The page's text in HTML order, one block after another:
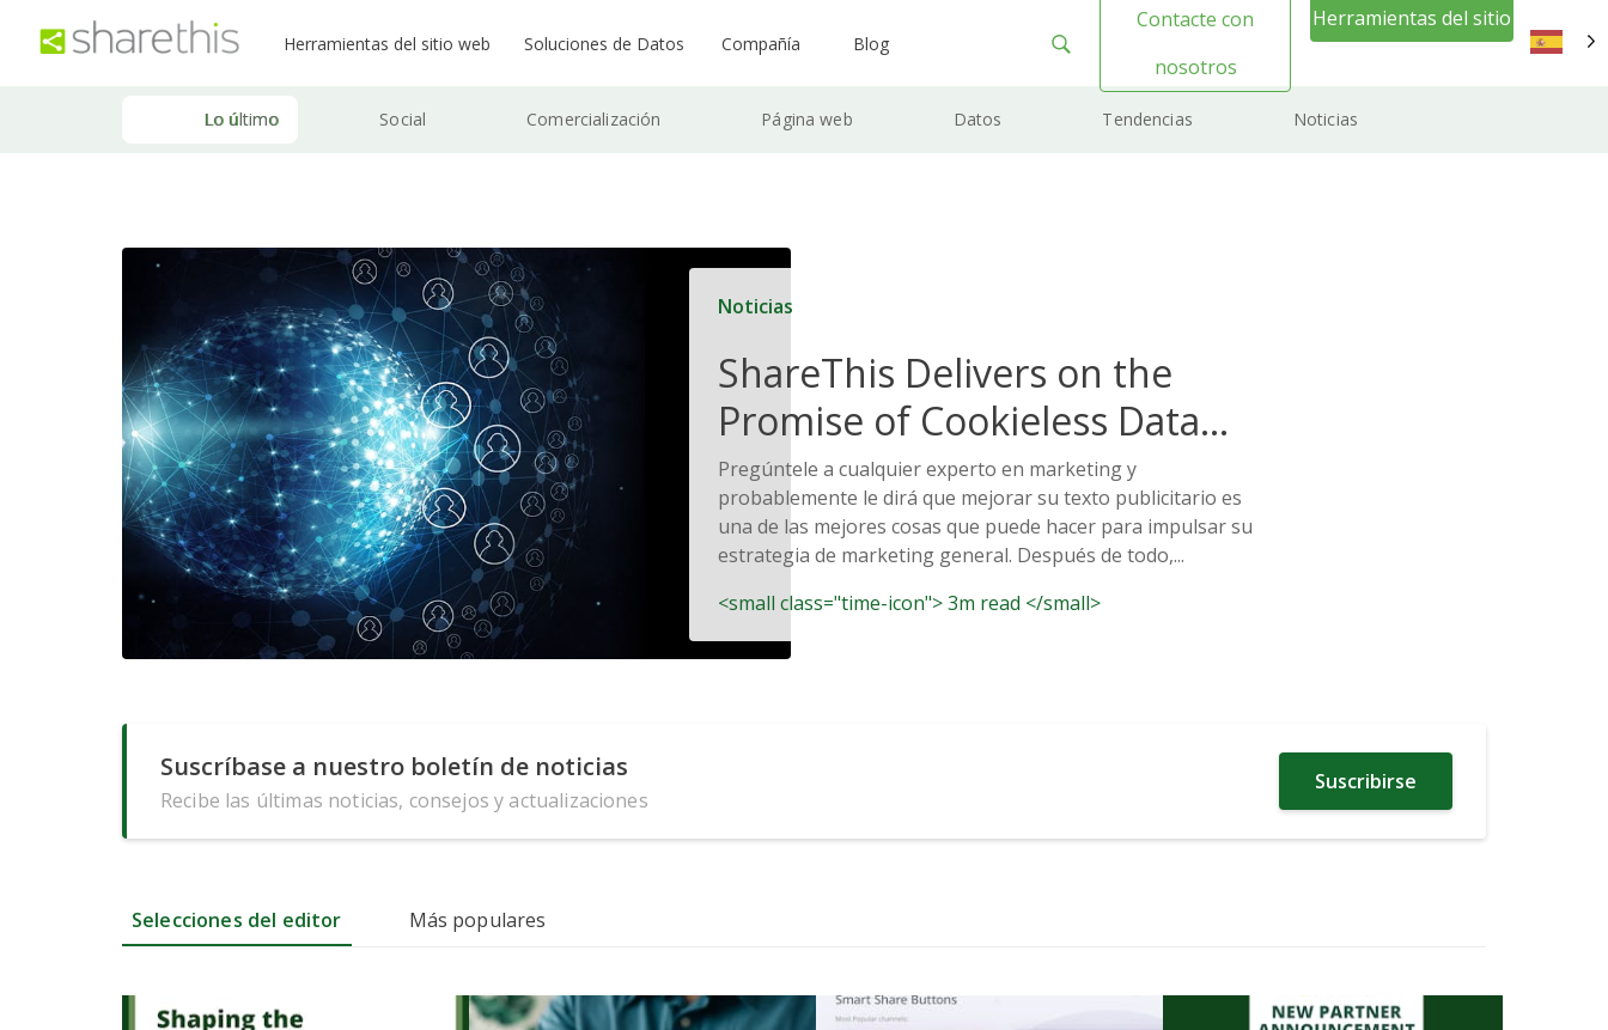
Herramientas del sitio web Soluciones de Datos Compañía Blog
Contacte con
nosotros
Herramientas del sitio
Lo último Social Comercialización Página web Datos Tendencias Noticias
Noticias
ShareThis Delivers on the
Promise of Cookieless Data
Solutions
Pregúntele a cualquier experto en marketing y
probablemente le dirá que mejorar su texto publicitario es
una de las mejores cosas que puede hacer para impulsar su
estrategia de marketing general. Después de todo,...
<small class="time-icon"> 3m read </small>
Suscríbase a nuestro boletín de noticias
Recibe las últimas noticias, consejos y actualizaciones
Suscribirse
Selecciones del editor Más populares